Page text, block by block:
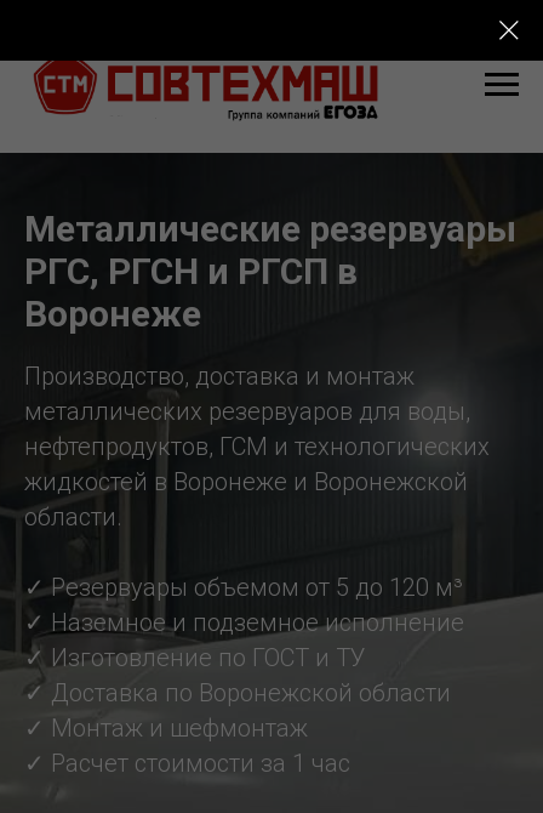
Металлические резервуары
РГС, РГСН и РГСП в
Воронеже
Производство, доставка и монтаж
металлических резервуаров для воды,
нефтепродуктов, ГСМ и технологических
жидкостей в Воронеже и Воронежской
области.
✓ Резервуары объемом от 5 до 120 м³
✓ Наземное и подземное исполнение
✓ Изготовление по ГОСТ и ТУ
✓ Доставка по Воронежской области
✓ Монтаж и шефмонтаж
✓ Расчет стоимости за 1 час